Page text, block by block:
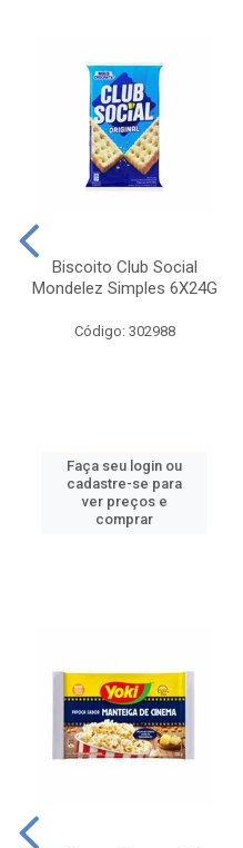
Biscoito Club Social
Mondelez Simples 6X24G
Código: 302988
Faça seu login ou
cadastre-se para
ver preços e
comprar